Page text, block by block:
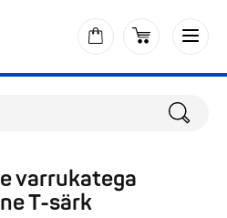
varrukatega
T-särk